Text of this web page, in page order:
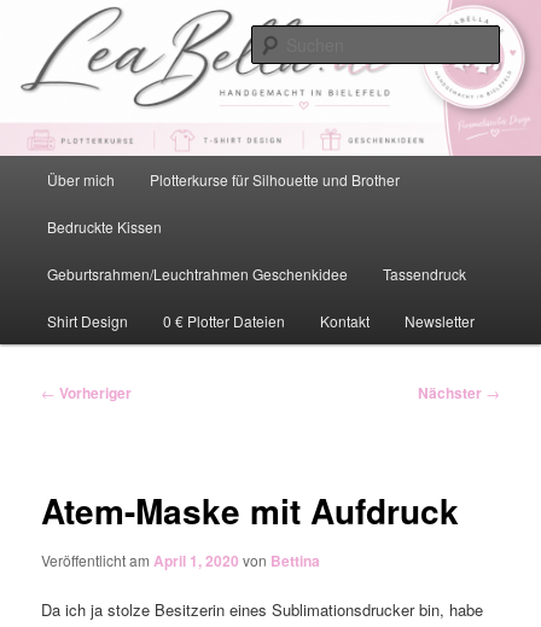
primären
springenLeaBella.de – Handgemacht in
Bielefeld
HauptmenüÜber mich Plotterkurse für Silhouette und Brother
Bedruckte Kissen
Geburtsrahmen/Leuchtrahmen Geschenkidee Tassendruck
Shirt Design 0 € Plotter Dateien Kontakt Newsletter
Beitragsnavigation
← Vorheriger Nächster →
Atem-Maske mit Aufdruck
Veröffentlicht am April 1, 2020 von Bettina
Da ich ja stolze Besitzerin eines Sublimationsdrucker bin, habe